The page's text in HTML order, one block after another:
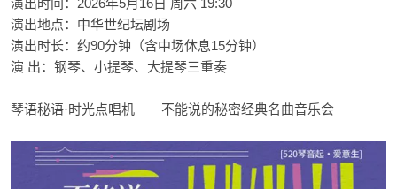
演出时间：2026年5月16日 周六 19:30
演出地点：中华世纪坛剧场
演出时长：约90分钟（含中场休息15分钟）
演 出：钢琴、小提琴、大提琴三重奏
琴语秘语·时光点唱机——不能说的秘密经典名曲音乐会